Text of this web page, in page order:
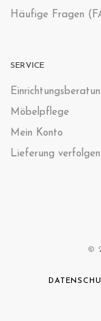
Häufige Fragen
SERVICE
Möbelpflege
Mein Konto
Lieferung verfolgen
©